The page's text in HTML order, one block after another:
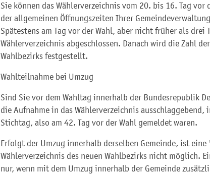
Sie können das Wählerverzeichnis vom 20. bis 16. Tag vor
der allgemeinen Öffnungszeiten Ihrer
Spätestens am Tag vor der Wahl, aber nicht früher als drei
Wählerverzeichnis abgeschlossen. Danach wird die Zahl
Wahlbezirks festgestellt.
Wahlteilnahme bei Umzug
Sind Sie vor dem Wahltag innerhalb der Bundesrepublik
die Aufnahme in das Wählerverzeichnis ausschlaggebend,
Stichtag, also am 42. Tag vor der Wahl gemeldet waren.
Erfolgt der Umzug innerhalb derselben Gemeinde, ist
Wählerverzeichnis des neuen Wahlbezirks nicht möglich.
nur, wenn mit dem Umzug innerhalb der Gemeinde